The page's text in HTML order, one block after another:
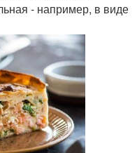
- например, в виде